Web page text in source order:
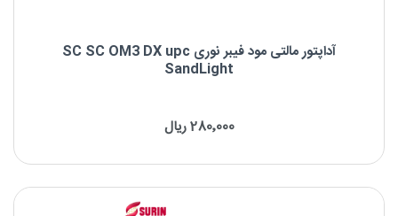
آداپتور مالتی مود فیبر نوری SC SC OM3 DX upc
SandLight
نوع پالیش: UPC
280٬000 ریال